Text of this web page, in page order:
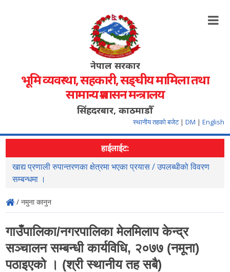
नेपाल सरकार
भूमि व्यवस्था, सहकारी, सङ्‍घीय मामिला तथा
सामान्य प्रशासन मन्त्रालय
सिंहदरबार, काठमाडौँ
स्थानीय तहको बजेट | DM | English
हाईलाईट:
खाद्य प्रणाली रुपान्तरणका क्षेत्रमा भएका प्रयास / उपलब्धीको विवरण
सम्बन्धमा ।
/ नमुना कानुन
गाउँपालिका/नगरपालिका मेलमिलाप केन्द्र
सञ्चालन सम्बन्धी कार्यविधि, २०७७ (नमूना)
पठाइएको । (श्री स्थानीय तह सबै)